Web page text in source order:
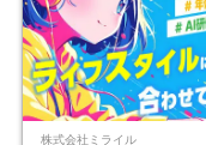
株式会社ミライル